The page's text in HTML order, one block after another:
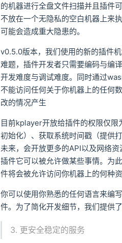
的机器进行全盘文件扫描并且插件
不放在一个无隐私的空白机器上来
可能会造成重大隐患的。
v0.5.0版本，我们使用的新的插件
难题，插件开发者只需要编码与编
开发难度与调试难度。同时通过
不能访问任何关于你机器上的任何
改的情况产生
目前kplayer开放给插件的权限仅
初始化）、获取系统时间戳（提供
未来，会开放更多的API以及网络
插件它可以被允许做某些事情。为
件将会被允许访问你机器上的何种
你可以使用你熟悉的任何语言来编
件。为了简化开发细节，我们提供
更安全稳定的服务